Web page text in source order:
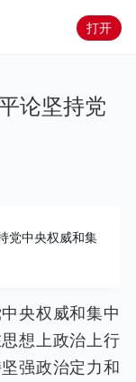
打开
论坚持党
党中央权威和集
央权威和集中
想上政治上行
强政治定力和